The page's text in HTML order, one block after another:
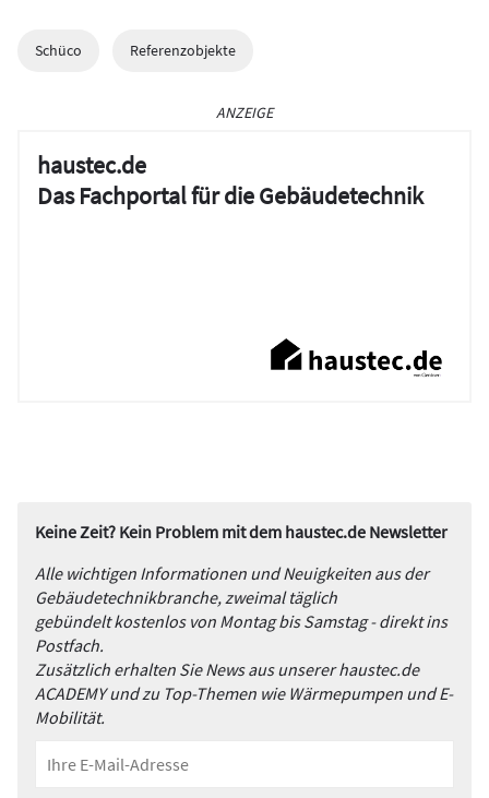
Schüco Referenzobjekte
ANZEIGE
haustec.de
Das Fachportal für die Gebäudetechnik
Keine Zeit? Kein Problem mit dem haustec.de Newsletter
Alle wichtigen Informationen und Neuigkeiten aus der
Gebäudetechnikbranche, zweimal täglich
gebündelt kostenlos von Montag bis Samstag - direkt ins
Postfach.
Zusätzlich erhalten Sie News aus unserer haustec.de
ACADEMY und zu Top-Themen wie Wärmepumpen und E-
Mobilität.